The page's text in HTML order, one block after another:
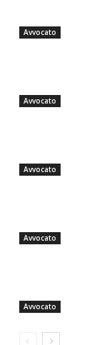
Avvocato
Avvocato
Avvocato
Avvocato
Avvocato